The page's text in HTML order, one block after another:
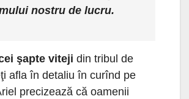
nostru de lucru.
şapte viteji din tribul de
afla în detaliu în curînd pe
precizează că oamenii